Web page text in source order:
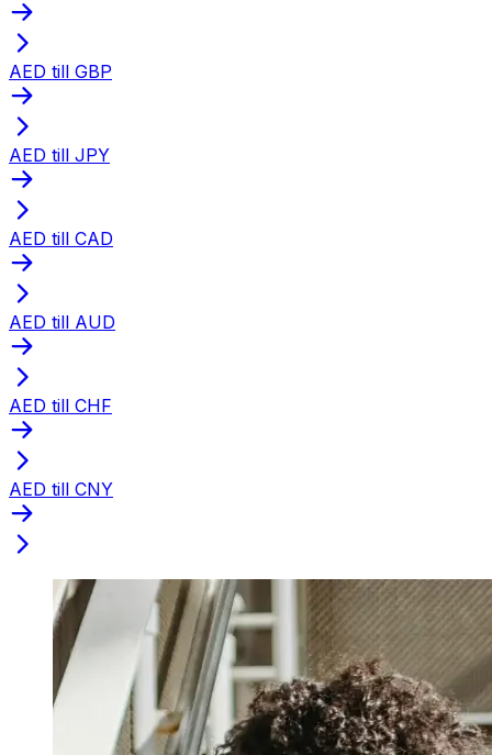
AED till GBP
AED till JPY
AED till CAD
AED till AUD
AED till CHF
AED till CNY